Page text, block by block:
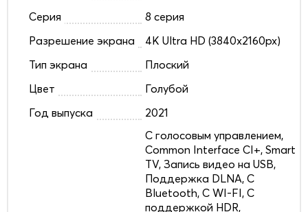
Серия
8 серия
Разрешение экрана
4K Ultra HD (3840x2160px)
Тип экрана
Плоский
Цвет
Голубой
Год выпуска
2021
C голосовым управлением,
Common Interface CI+, Smart
TV, Запись видео на USB,
Поддержка DLNA, С
Bluetooth, С WI-FI, С
поддержкой HDR,